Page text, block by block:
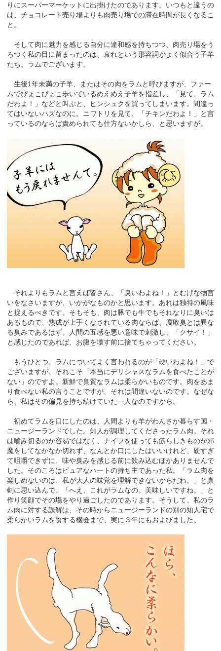
りにスーパーマーケットに出掛けたのであります。いつもと違うの
は、チョコレート売り場よりも肉売り場での滞在時間が長くなるこ
と。
そして肉に魅力を感じる自分に違和感を持ちつつ、肉売り場をう
ろつく私の目に留まったのは、哀れという形容詞がよく似合う子羊
たち、ラムでございます。
生後1年未満の子羊、またはその肉をラムと呼びますが、ファー
ムでぴょこぴょこ歩いているめえめえ子羊を指差し、「見て、ラム
だわよ！」などと叫ぶと、ヒンシュクを買ってしまいます。間違っ
てはいないハズなのに。ニワトリを見て、「チキンだわよ！」と言
っているのならば責められても仕方ないかしら、と思いますが。
それよりもラムと言えば皆さん、「臭いわよね！」とむげな物言
いをなさいますが、いかがなものかと思います。あれは独特の風味
と捉えるべきです。そもそも、肉は豚でも牛でもそれなりに臭いは
あるもので、熟成が上手くなされている肉ならば、腐敗臭とは異な
る臭みであるはず。人間の五感を悪い意味で刺激し、「クサイ！」
と感じたのであれば、お腹を壊す前に捨てちゃってください。
もうひとつ、ラムについてよく言われるのが「硬いわよね！」で
ございますが、それこそ「本当にデリシャスなラムを食べたことが
ない」のですよ。新鮮で良質なラムは柔らかいものです。肉をあま
り食べない私の言うことですが、それは間違いないのです。なぜな
ら、私はその偏見を持ち続けていた一人なのですから。
初めてラムを口にしたのは、人間よりも羊がわんさか暮らす国・
ニュージーランドでした。知人が調理してくださったラム肉。それ
は噛み切るのが容易ではなく、ナイフを使っても筋らしきものが邪
魔をしてなかなか切れず、なんとか口にしたはいいけれど、硬すぎ
て咀嚼できずに、味や臭みを感じる前に飲み込むほかありませんで
した。そのころはピュアなハートの持ち主であった私。「ラム肉を
楽しめないのは、私が大人の味覚を理解できないからだわ。」と真
剣に思い込んで、「へえ、これがラムなの。美味しいですね。」と
作り笑顔でその場をやり過ごしたのであります。そうして、私のラ
ム肉に対する誤解は、その時からニュージーランドの別の知人宅で
柔らかいラムを食する機会まで、実に３年にもおよびました。